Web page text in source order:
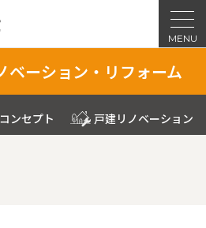
ベーション・リフォーム
コンセプト 戸建リノベーション